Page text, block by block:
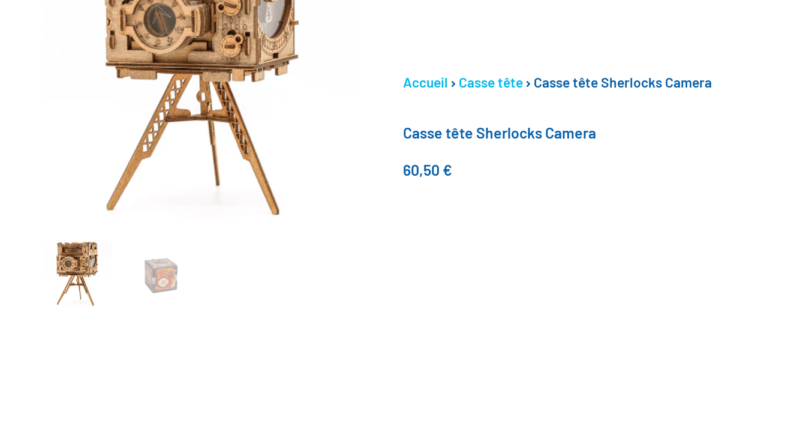
Accueil Casse tête Casse tête Sherlocks Camera
Casse tête Sherlocks Camera
60,50 €